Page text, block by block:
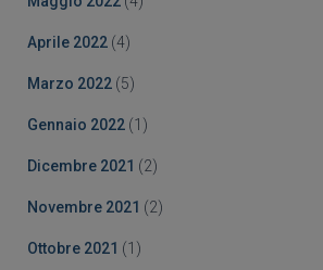
Aprile 2022 (4)
Marzo 2022 (5)
Gennaio 2022 (1)
Dicembre 2021 (2)
Novembre 2021 (2)
Ottobre 2021 (1)